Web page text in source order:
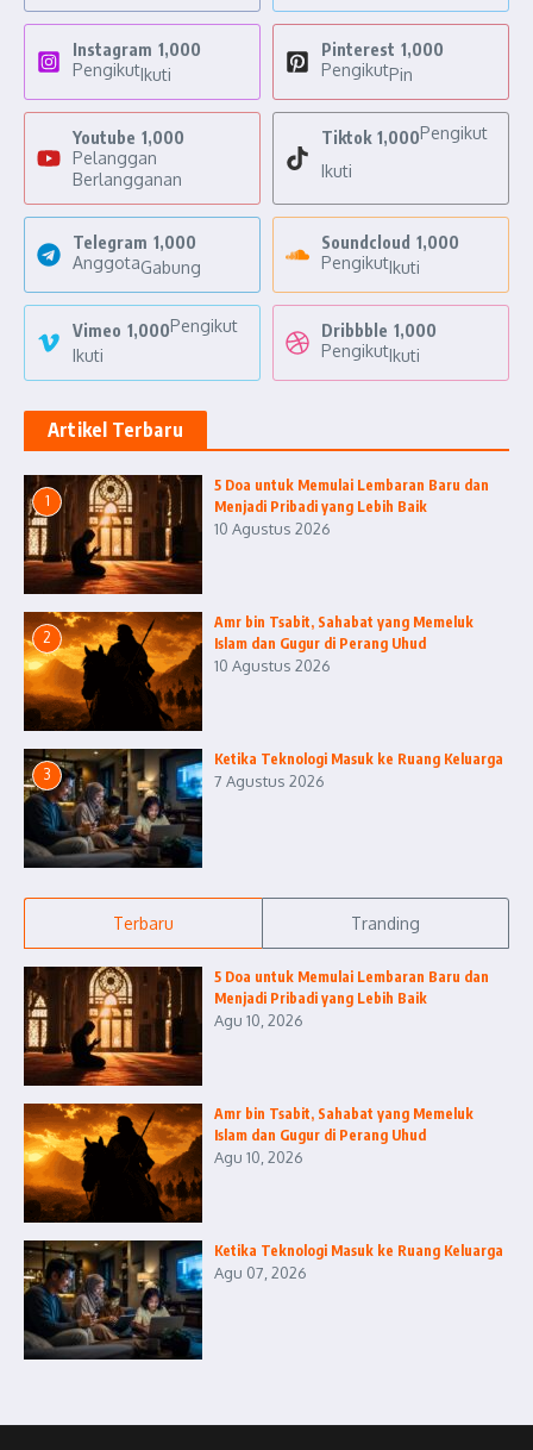
Instagram 1,000
PengikutIkuti
Pinterest 1,000
PengikutPin
Youtube 1,000
Pelanggan
Berlangganan
Tiktok 1,000Pengikut
Ikuti
Telegram 1,000
AnggotaGabung
Soundcloud 1,000
PengikutIkuti
Vimeo 1,000Pengikut
Ikuti
Dribbble 1,000
PengikutIkuti
Artikel Terbaru
1
5 Doa untuk Memulai Lembaran Baru dan
Menjadi Pribadi yang Lebih Baik
10 Agustus 2026
2
Amr bin Tsabit, Sahabat yang Memeluk
Islam dan Gugur di Perang Uhud
10 Agustus 2026
3
Ketika Teknologi Masuk ke Ruang Keluarga
7 Agustus 2026
Terbaru Tranding
5 Doa untuk Memulai Lembaran Baru dan
Menjadi Pribadi yang Lebih Baik
Agu 10, 2026
Amr bin Tsabit, Sahabat yang Memeluk
Islam dan Gugur di Perang Uhud
Agu 10, 2026
Ketika Teknologi Masuk ke Ruang Keluarga
Agu 07, 2026